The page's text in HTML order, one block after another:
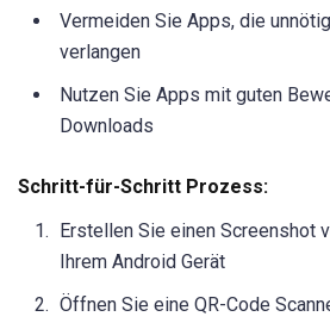
Vermeiden Sie Apps, die
verlangen
Nutzen Sie Apps mit guten
Downloads
Schritt-für-Schritt Prozess:
Erstellen Sie einen Screenshot
Ihrem Android Gerät
Öffnen Sie eine QR-Code